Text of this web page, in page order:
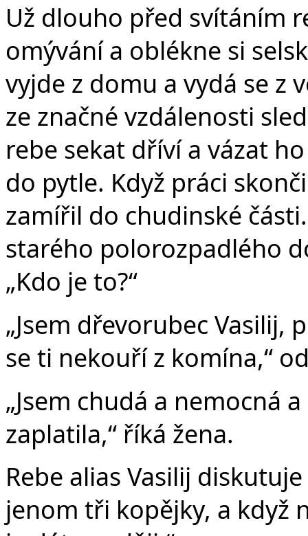
Už dlouho před svítáním
omývání a oblékne si
vyjde z domu a vydá se z
ze značné vzdálenosti
rebe sekat dříví a vázat
do pytle. Když práci
zamířil do chudinské
starého polorozpadlého
„Kdo je to?“
„Jsem dřevorubec
se ti nekouří z komína,“
„Jsem chudá a nemocná
zaplatila,“ říká žena.
Rebe alias Vasilij
jenom tři kopějky, a když